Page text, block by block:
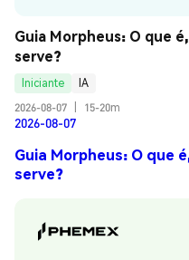
Guia Morpheus: O que
serve?
Iniciante
IA
2026-08-07
15-20m
2026-08-07
Guia Morpheus: O que
serve?